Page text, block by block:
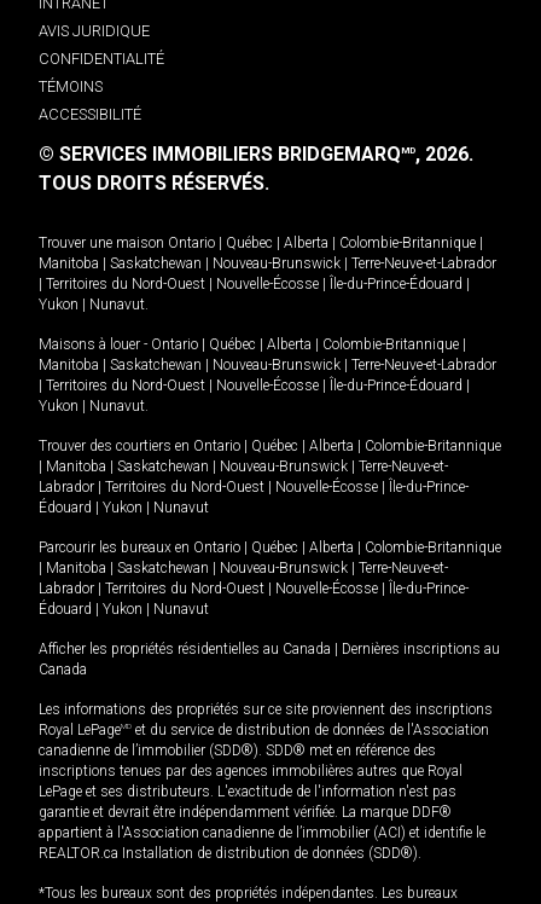
AVIS JURIDIQUE
CONFIDENTIALITÉ
TÉMOINS
ACCESSIBILITÉ
© SERVICES IMMOBILIERS BRIDGEMARQMD, 2026.
TOUS DROITS RÉSERVÉS.
Trouver une maison Ontario Québec Alberta Colombie-Britannique
Manitoba
Saskatchewan Nouveau-Brunswick
Terre-Neuve-et-Labrador
Territoires du Nord-Ouest Nouvelle-Écosse Île-du-Prince-Édouard
Yukon
Nunavut.
Maisons à louer - Ontario Québec Alberta Colombie-Britannique
Manitoba
Saskatchewan Nouveau-Brunswick
Terre-Neuve-et-Labrador
Territoires du Nord-Ouest Nouvelle-Écosse Île-du-Prince-Édouard
Yukon
Nunavut.
Trouver des courtiers en Ontario Québec Alberta
Colombie-Britannique
Manitoba Saskatchewan Nouveau-Brunswick
Terre-Neuve-et-
Labrador
Territoires du Nord-Ouest Nouvelle-Écosse
Île-du-Prince-
Édouard
Yukon Nunavut
Parcourir les bureaux en Ontario Québec Alberta
Colombie-Britannique
Manitoba Saskatchewan Nouveau-Brunswick
Terre-Neuve-et-
Labrador
Territoires du Nord-Ouest Nouvelle-Écosse
Île-du-Prince-
Édouard
Yukon Nunavut
Afficher les propriétés résidentielles au Canada
Dernières inscriptions au
Canada
Les informations des propriétés sur ce site proviennent des inscriptions
Royal LePageMD et du service de distribution de données de l'Association
canadienne de l’immobilier (SDD®). SDD® met en référence des
inscriptions tenues par des agences immobilières autres que Royal
LePage et ses distributeurs. L'exactitude de l'information n'est pas
garantie et devrait être indépendamment vérifiée. La marque DDF®
appartient à l'Association canadienne de l’immobilier (ACI) et identifie le
REALTOR.ca Installation de distribution de données (SDD®).
*Tous les bureaux sont des propriétés indépendantes. Les bureaux